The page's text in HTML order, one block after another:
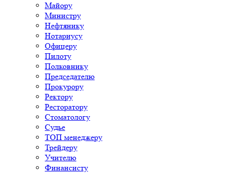
Майору
Министру
Нефтянику
Нотариусу
Офицеру
Пилоту
Полковнику
Председателю
Прокурору
Ректору
Ресторатору
Стоматологу
Судье
ТОП менеджеру
Трейдеру
Учителю
Финансисту